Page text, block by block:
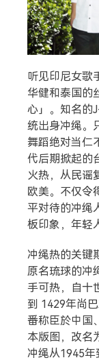
听见印尼女歌
华健和泰国的
心」。知名的
统出身冲绳。
舞蹈绝对当仁
代后期掀起的
火热，从民谣
欧美。不仅令
平对待的冲绳
板印象，年轻
冲绳热的关键
原名琉球的冲
手可热，自十
到 1429年尚
番称臣於中国
本版图，改名
冲绳从1945